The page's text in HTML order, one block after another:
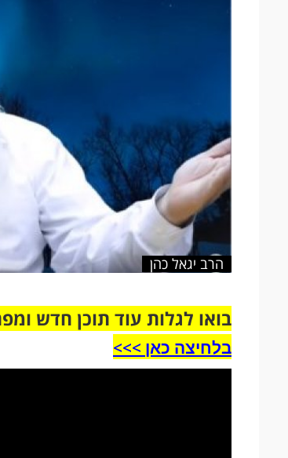
הרב יגאל כהן
בואו לגלות עוד תוכן חדש
בלחיצה כאן >>>​